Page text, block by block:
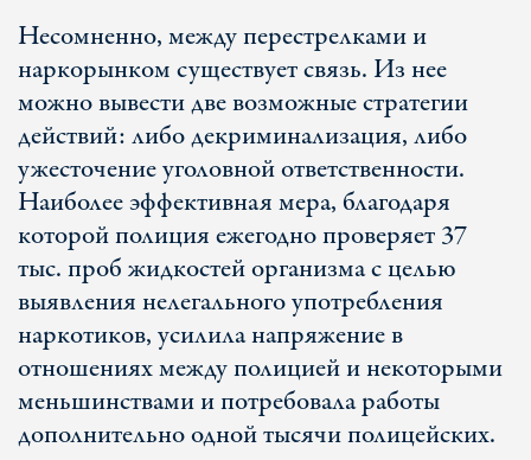
Несомненно, между перестрелками и
наркорынком существует связь. Из нее
можно вывести две возможные стратегии
действий: либо декриминализация, либо
ужесточение уголовной ответственности.
Наиболее эффективная мера, благодаря
которой полиция ежегодно проверяет 37
тыс. проб жидкостей организма с целью
выявления нелегального употребления
наркотиков, усилила напряжение в
отношениях между полицией и некоторыми
меньшинствами и потребовала работы
дополнительно одной тысячи полицейских.